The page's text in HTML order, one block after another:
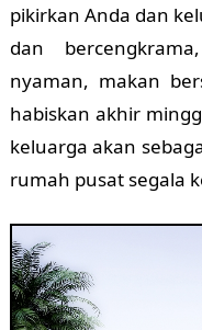
pikirkan Anda dan
dan
nyaman, makan
habiskan akhir
keluarga akan
rumah pusat segala